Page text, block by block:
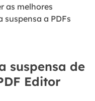
as melhores
a PDFs
suspensa de
Editor